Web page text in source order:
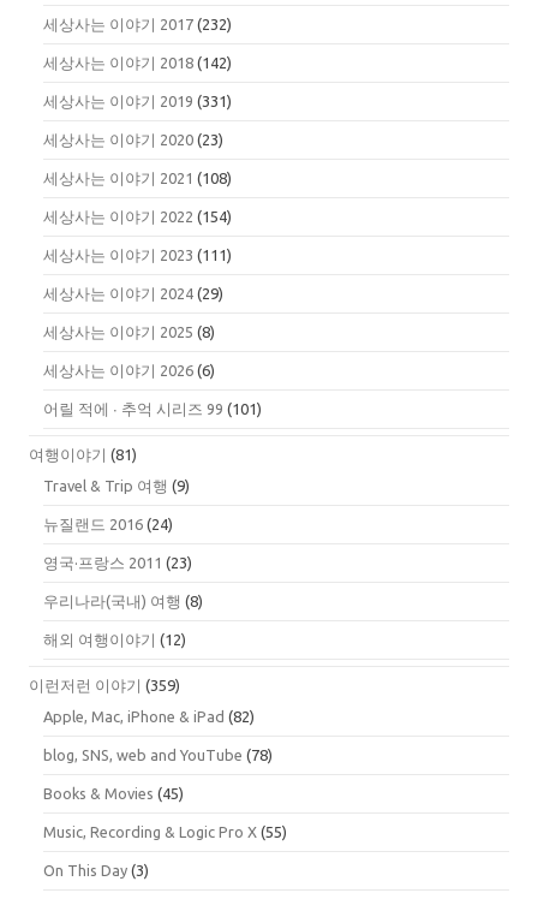
세상사는 이야기 2017 (232)
세상사는 이야기 2018 (142)
세상사는 이야기 2019 (331)
세상사는 이야기 2020 (23)
세상사는 이야기 2021 (108)
세상사는 이야기 2022 (154)
세상사는 이야기 2023 (111)
세상사는 이야기 2024 (29)
세상사는 이야기 2025 (8)
세상사는 이야기 2026 (6)
어릴 적에 ∙ 추억 시리즈 99 (101)
여행이야기 (81)
Travel & Trip 여행 (9)
뉴질랜드 2016 (24)
영국·프랑스 2011 (23)
우리나라(국내) 여행 (8)
해외 여행이야기 (12)
이런저런 이야기 (359)
Apple, Mac, iPhone & iPad (82)
blog, SNS, web and YouTube (78)
Books & Movies (45)
Music, Recording & Logic Pro X (55)
On This Day (3)